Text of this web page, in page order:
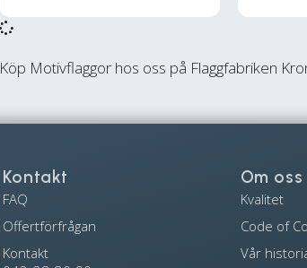
Köp Motivflaggor hos oss på Flaggfabriken
Kontakt
FAQ
Offertförfrågan
Kontakt
Om oss
Kvalitet
Code of
Vår